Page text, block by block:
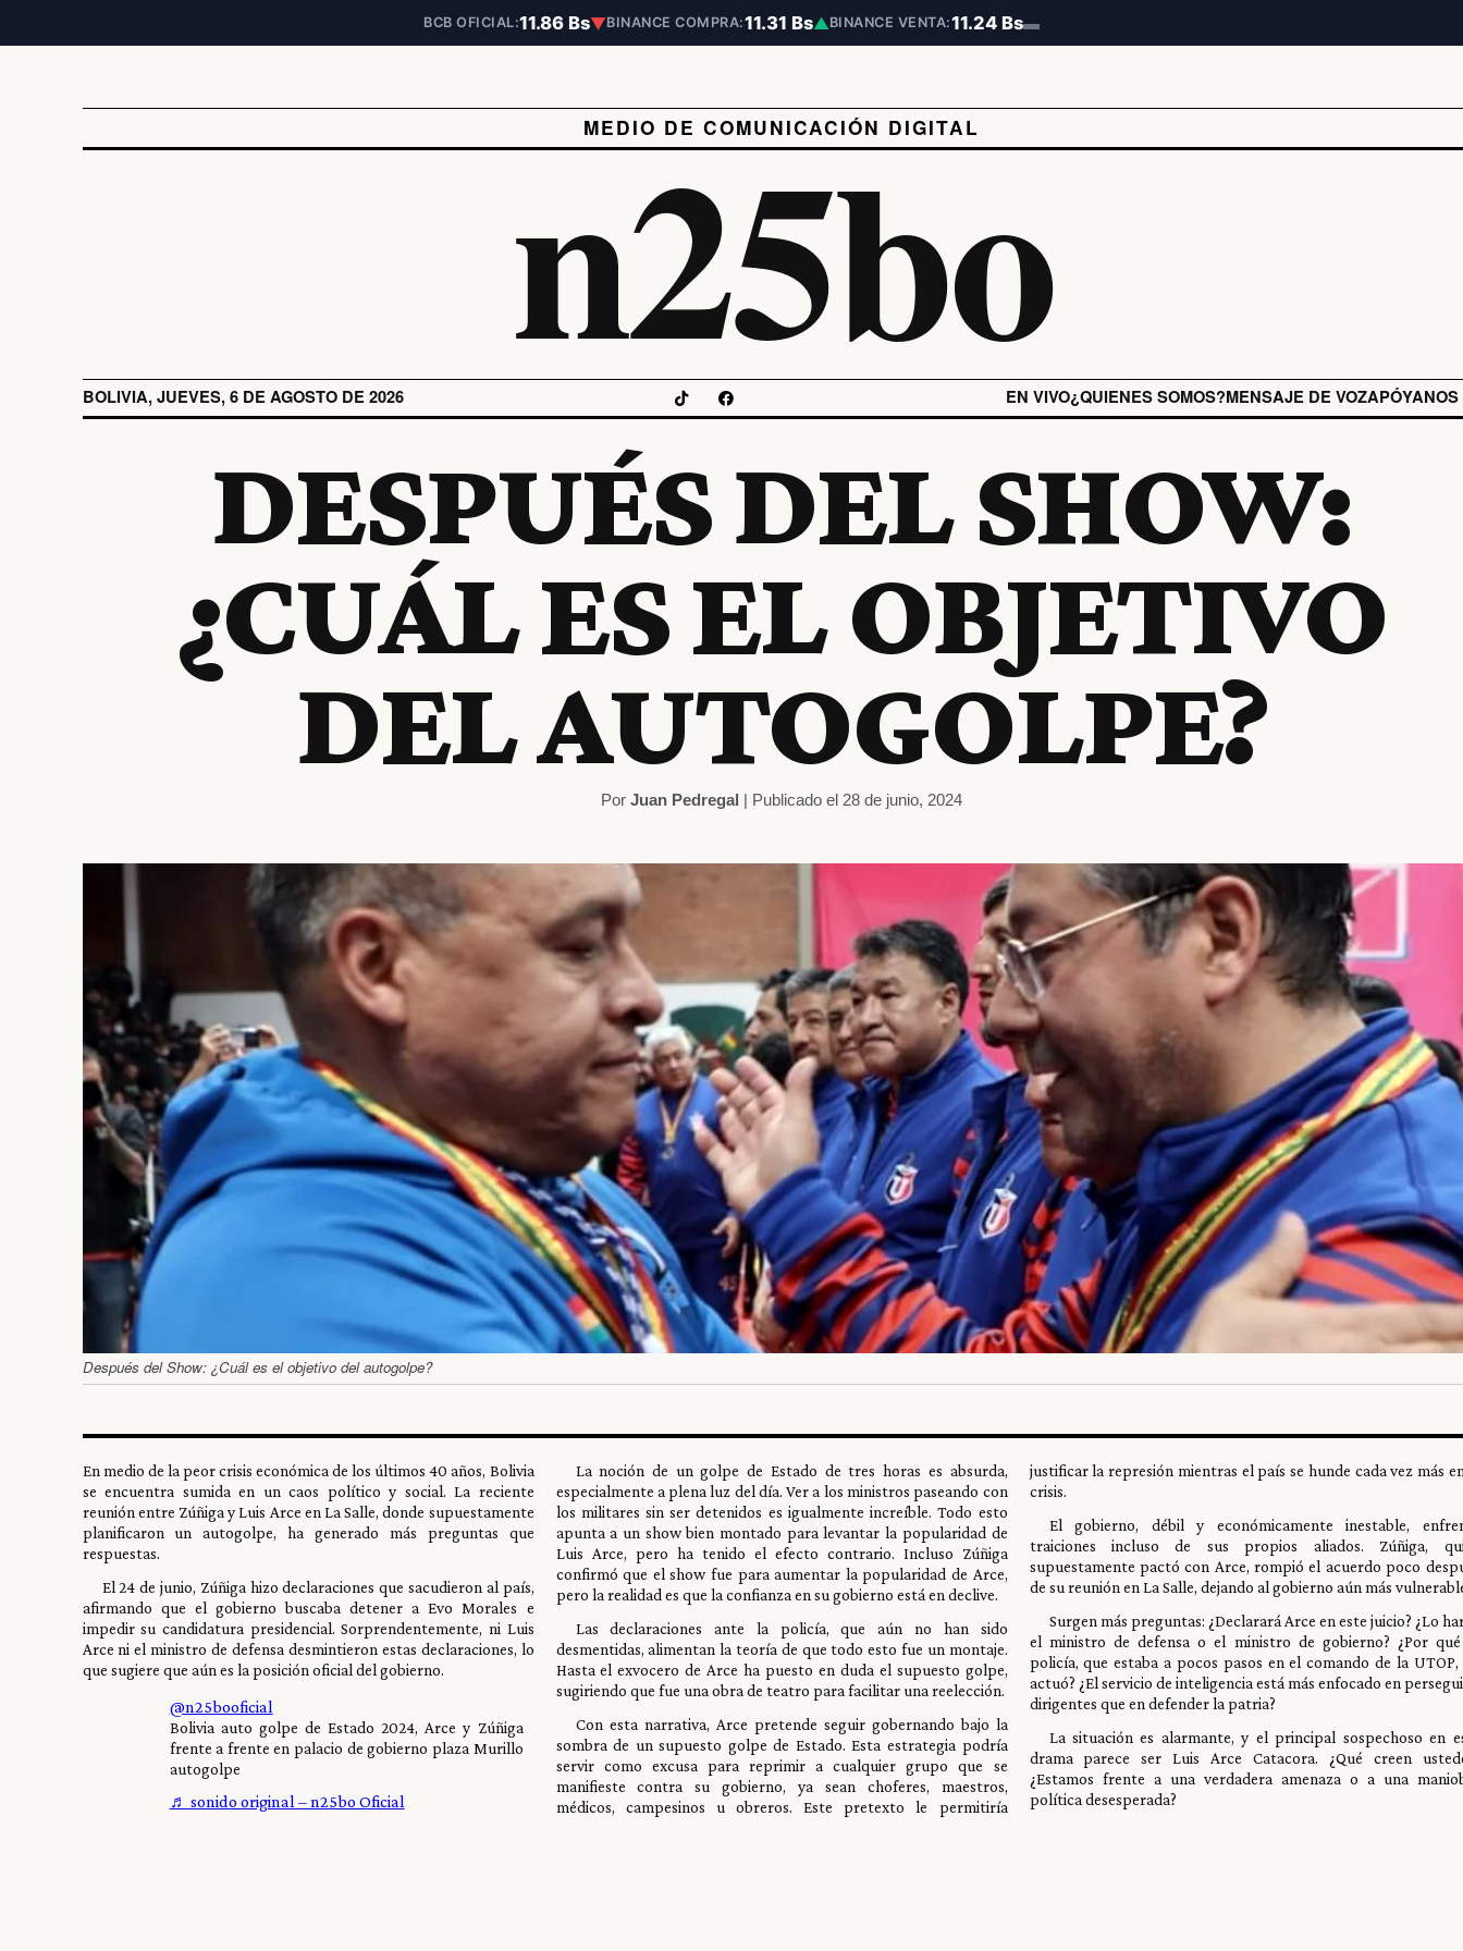
BCB OFICIAL:11.86 Bs▼BINANCE COMPRA:11.31 Bs▲BINANCE VENTA:11.24 Bs▬
MEDIO DE COMUNICACIÓN DIGITAL
n25bo
BOLIVIA, JUEVES, 6 DE AGOSTO DE 2026 EN VIVO¿QUIENES SOMOS?MENSAJE DE VOZAPÓYANOS
DESPUÉS DEL SHOW:
¿CUÁL ES EL OBJETIVO
DEL AUTOGOLPE?
PorJuan Pedregal | Publicado el 28 de junio, 2024
Después del Show: ¿Cuál es el objetivo del autogolpe?
En medio de la peor crisis económica de los últimos 40 años, Bolivia
se encuentra sumida en un caos político y social. La reciente
reunión entre Zúñiga y Luis Arce en La Salle, donde supuestamente
planificaron un autogolpe, ha generado más preguntas que
respuestas.
El 24 de junio, Zúñiga hizo declaraciones que sacudieron al país,
afirmando que el gobierno buscaba detener a Evo Morales e
impedir su candidatura presidencial. Sorprendentemente, ni Luis
Arce ni el ministro de defensa desmintieron estas declaraciones, lo
que sugiere que aún es la posición oficial del gobierno.
@n25booficial
Bolivia auto golpe de Estado 2024, Arce y Zúñiga
frente a frente en palacio de gobierno plaza Murillo
autogolpe
♬ sonido original – n25bo Oficial
La noción de un golpe de Estado de tres horas es absurda,
especialmente a plena luz del día. Ver a los ministros paseando con
los militares sin ser detenidos es igualmente increíble. Todo esto
apunta a un show bien montado para levantar la popularidad de
Luis Arce, pero ha tenido el efecto contrario. Incluso Zúñiga
confirmó que el show fue para aumentar la popularidad de Arce,
pero la realidad es que la confianza en su gobierno está en declive.
Las declaraciones ante la policía, que aún no han sido
desmentidas, alimentan la teoría de que todo esto fue un montaje.
Hasta el exvocero de Arce ha puesto en duda el supuesto golpe,
sugiriendo que fue una obra de teatro para facilitar una reelección.
Con esta narrativa, Arce pretende seguir gobernando bajo la
sombra de un supuesto golpe de Estado. Esta estrategia podría
servir como excusa para reprimir a cualquier grupo que se
manifieste contra su gobierno, ya sean choferes, maestros,
médicos, campesinos u obreros. Este pretexto le permitiría
justificar la represión mientras el país se hunde cada vez más
crisis.
El gobierno, débil y económicamente inestable,
traiciones incluso de sus propios aliados. Zúñiga,
supuestamente pactó con Arce, rompió el acuerdo poco
de su reunión en La Salle, dejando al gobierno aún más
Surgen más preguntas: ¿Declarará Arce en este juicio? ¿Lo
el ministro de defensa o el ministro de gobierno? ¿Por
policía, que estaba a pocos pasos en el comando de la UTOP,
actuó? ¿El servicio de inteligencia está más enfocado en
dirigentes que en defender la patria?
La situación es alarmante, y el principal sospechoso en
drama parece ser Luis Arce Catacora. ¿Qué creen
¿Estamos frente a una verdadera amenaza o a una
política desesperada?